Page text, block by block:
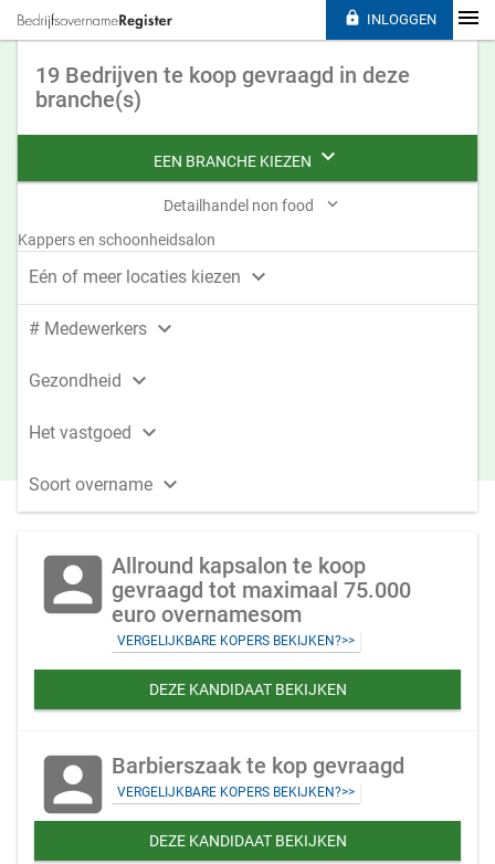
19 Bedrijven te koop gevraagd in deze
branche(s)
EEN BRANCHE KIEZEN 
Detailhandel non food 
Kappers en schoonheidsalon
Eén of meer locaties kiezen 
# Medewerkers 
Gezondheid 
Het vastgoed 
Soort overname 
account_box Allround kapsalon te koop
gevraagd tot maximaal 75.000
euro overnamesom
VERGELIJKBARE KOPERS BEKIJKEN?>>
DEZE KANDIDAAT BEKIJKEN
account_box Barbierszaak te kop gevraagd
VERGELIJKBARE KOPERS BEKIJKEN?>>
DEZE KANDIDAAT BEKIJKEN
 INLOGGEN